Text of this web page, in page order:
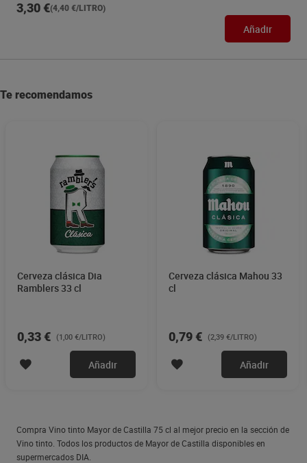
3,30 €(4,40 €/LITRO)
Añadir
Te recomendamos
Cerveza clásica Dia
Ramblers 33 cl
0,33 € (1,00 €/LITRO)
Añadir
Cerveza clásica Mahou 33
cl
0,79 € (2,39 €/LITRO)
Añadir
Compra Vino tinto Mayor de Castilla 75 cl al mejor precio en la sección de
Vino tinto. Todos los productos de Mayor de Castilla disponibles en
supermercados DIA.